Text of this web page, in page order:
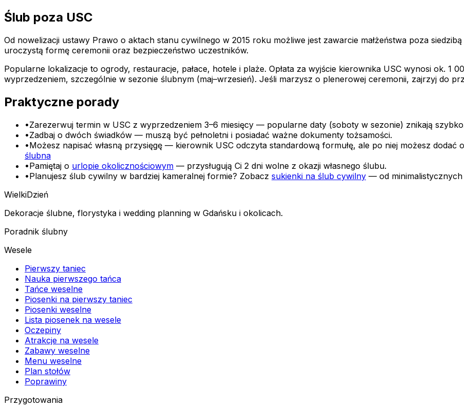
Ślub poza USC
Od nowelizacji ustawy Prawo o aktach stanu cywilnego w 2015 roku możliwe jest zawarcie małżeństwa poza
uroczystą formę ceremonii oraz bezpieczeństwo uczestników.
Popularne lokalizacje to ogrody, restauracje, pałace, hotele i plaże. Opłata za wyjście kierownika USC wynosi ok. 1
wyprzedzeniem, szczególnie w sezonie ślubnym (maj–wrzesień). Jeśli marzysz o plenerowej ceremonii, zajrzyj do
Praktyczne porady
•Zarezerwuj termin w USC z wyprzedzeniem 3–6 miesięcy — popularne daty (soboty w sezonie) znikają
•Zadbaj o dwóch świadków — muszą być pełnoletni i posiadać ważne dokumenty tożsamości.
•Możesz napisać własną przysięgę — kierownik USC odczyta standardową formułę, ale po niej możesz dodać
ślubna
•Pamiętaj o urlopie okolicznościowym — przysługują Ci 2 dni wolne z okazji własnego ślubu.
•Planujesz ślub cywilny w bardziej kameralnej formie? Zobacz sukienki na ślub cywilny — od minimalistycznych
WielkiDzień
Dekoracje ślubne, florystyka i wedding planning w Gdańsku i okolicach.
Poradnik ślubny
Wesele
Pierwszy taniec
Nauka pierwszego tańca
Tańce weselne
Piosenki na pierwszy taniec
Piosenki weselne
Lista piosenek na wesele
Oczepiny
Atrakcje na wesele
Zabawy weselne
Menu weselne
Plan stołów
Poprawiny
Przygotowania